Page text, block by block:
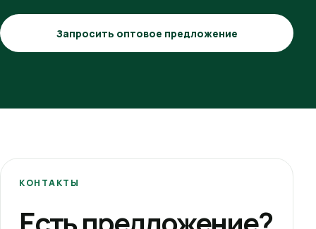
Запросить оптовое предложение
КОНТАКТЫ